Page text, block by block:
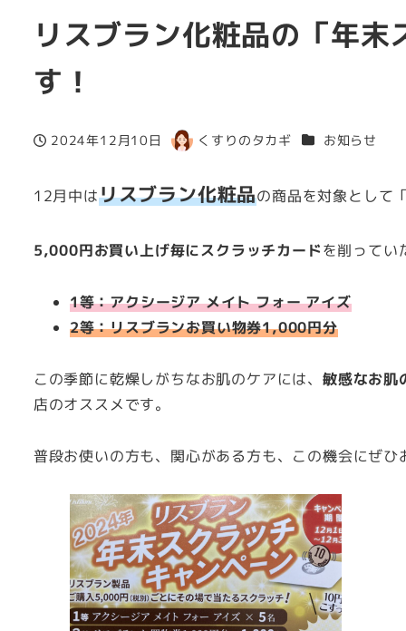
リスブラン化粧品の「年
す！
投稿日
2024年12月10日
著
くすりのタカギ カテゴリー
お知らせ
12月中はリスブラン化粧品の商品を対象として
5,000円お買い上げ毎にスクラッチカードを削ってい
1等：アクシージア メイト フォー アイズ
2等：リスブランお買い物券1,000円分
この季節に乾燥しがちなお肌のケアには、 敏感なお肌
店のオススメです。
普段お使いの方も、関心がある方も、この機会にぜ